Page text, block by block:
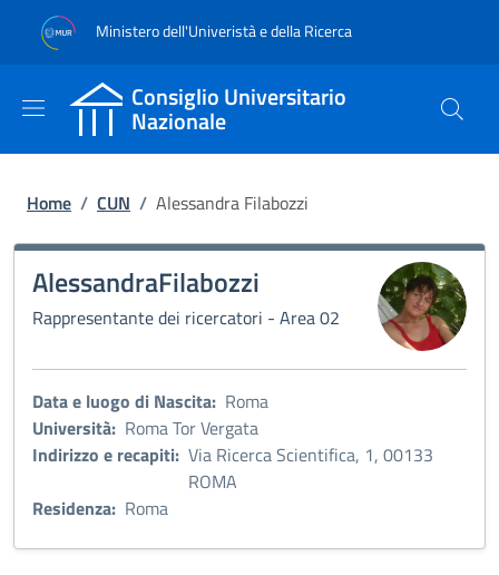
al contenuto principale
to footer content
Ministero dell'Univeristà e della Ricerca
Consiglio Universitario
Nazionale
Briciole di pane
Home / CUN / Alessandra Filabozzi
AlessandraFilabozzi
Rappresentante dei ricercatori - Area 02
Immagine:
Data e luogo di Nascita: Roma
Università: Roma Tor Vergata
Indirizzo e recapiti: Via Ricerca Scientifica, 1, 00133
ROMA
Residenza: Roma